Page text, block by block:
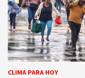
CLIMA PARA HOY